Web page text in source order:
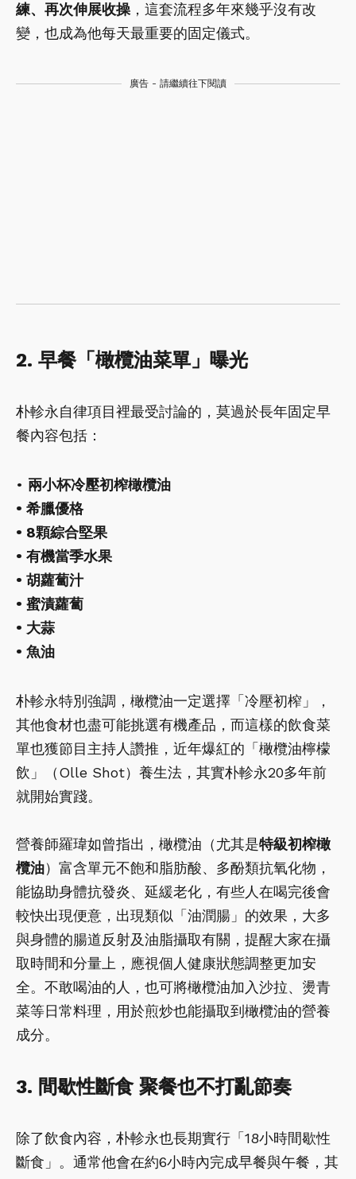
練、再次伸展收操，這套流程多年來幾乎沒有改
變，也成為他每天最重要的固定儀式。
廣告 - 請繼續往下閱讀
2. 早餐「橄欖油菜單」曝光
朴軫永自律項目裡最受討論的，莫過於長年固定早
餐內容包括：
• 兩小杯冷壓初榨橄欖油
• 希臘優格
• 8顆綜合堅果
• 有機當季水果
• 胡蘿蔔汁
• 蜜漬蘿蔔
• 大蒜
• 魚油
朴軫永特別強調，橄欖油一定選擇「冷壓初榨」，
其他食材也盡可能挑選有機產品，而這樣的飲食菜
單也獲節目主持人讚推，近年爆紅的「橄欖油檸檬
飲」（Olle Shot）養生法，其實朴軫永20多年前
就開始實踐。
營養師羅瑋如曾指出，橄欖油（尤其是特級初榨橄
欖油）富含單元不飽和脂肪酸、多酚類抗氧化物，
能協助身體抗發炎、延緩老化，有些人在喝完後會
較快出現便意，出現類似「油潤腸」的效果，大多
與身體的腸道反射及油脂攝取有關，提醒大家在攝
取時間和分量上，應視個人健康狀態調整更加安
全。不敢喝油的人，也可將橄欖油加入沙拉、燙青
菜等日常料理，用於煎炒也能攝取到橄欖油的營養
成分。
3. 間歇性斷食 聚餐也不打亂節奏
除了飲食內容，朴軫永也長期實行「18小時間歇性
斷食」。通常他會在約6小時內完成早餐與午餐，其